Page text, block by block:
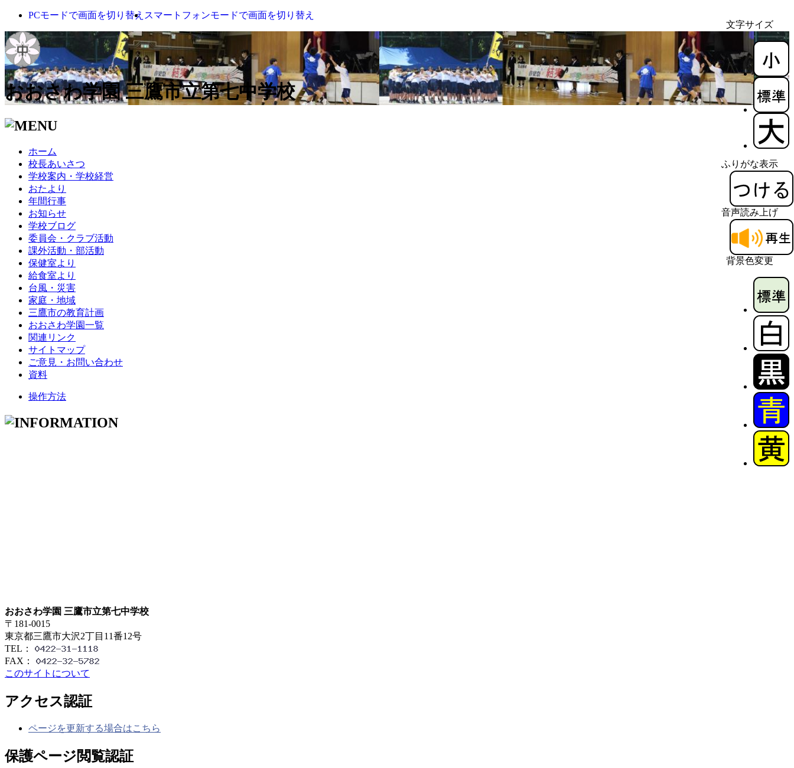
文字サイズ
ふりがな表示
音声読み上げ
背景色変更
PCモードで画面を切り替え スマートフォンモードで画面を切り替え
おおさわ学園 三鷹市立第七中学校
ホーム
校長あいさつ
学校案内・学校経営
おたより
年間行事
お知らせ
学校ブログ
委員会・クラブ活動
課外活動・部活動
保健室より
給食室より
台風・災害
家庭・地域
三鷹市の教育計画
おおさわ学園一覧
関連リンク
サイトマップ
ご意見・お問い合わせ
資料
操作方法
おおさわ学園 三鷹市立第七中学校
〒181-0015
東京都三鷹市大沢2丁目11番12号
TEL：
FAX：
このサイトについて
アクセス認証
ページを更新する場合はこちら
保護ページ閲覧認証